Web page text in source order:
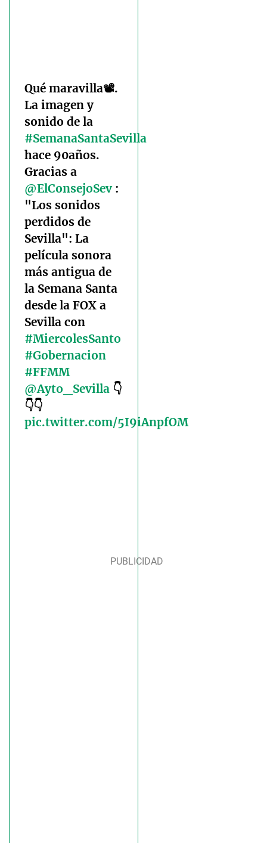
Qué maravilla📽️.
La imagen y
sonido de la
#SemanaSantaSevilla
hace 90años.
Gracias a
@ElConsejoSev:
"Los sonidos
perdidos de
Sevilla": La
película sonora
más antigua de
la Semana Santa
desde la FOX a
Sevilla con
#MiercolesSanto
#Gobernacion
#FFMM
@Ayto_Sevilla 👇
👇👇
pic.twitter.com/5I9iAnpfOM